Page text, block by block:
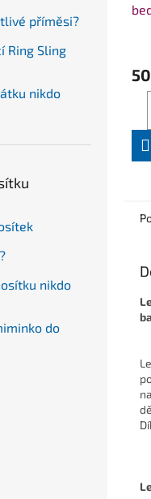
příměsi?
Ring Sling
nikdo
nikdo
do